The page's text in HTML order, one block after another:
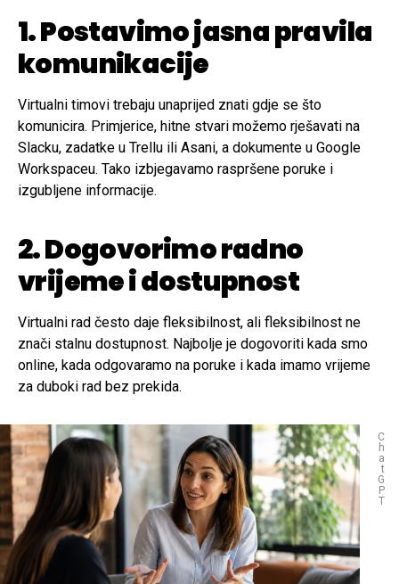
1. Postavimo jasna pravila
komunikacije
Virtualni timovi trebaju unaprijed znati gdje se što
komunicira. Primjerice, hitne stvari možemo rješavati na
Slacku, zadatke u Trellu ili Asani, a dokumente u Google
Workspaceu. Tako izbjegavamo raspršene poruke i
izgubljene informacije.
2. Dogovorimo radno
vrijeme i dostupnost
Virtualni rad često daje fleksibilnost, ali fleksibilnost ne
znači stalnu dostupnost. Najbolje je dogovoriti kada smo
online, kada odgovaramo na poruke i kada imamo vrijeme
za duboki rad bez prekida.
C
h
a
t
G
P
T